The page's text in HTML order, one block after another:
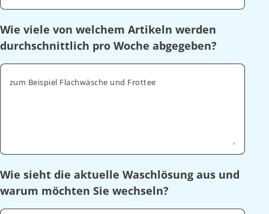
Wie viele von welchem Artikeln werden
durchschnittlich pro Woche abgegeben?
zum Beispiel Flachwäsche und Frottee
Wie sieht die aktuelle Waschlösung aus und
warum möchten Sie wechseln?